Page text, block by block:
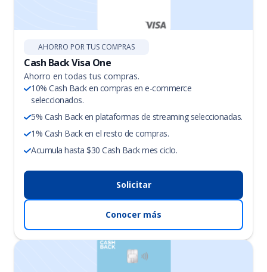
AHORRO POR TUS COMPRAS
Cash Back Visa One
Ahorro en todas tus compras.
10% Cash Back en compras en e-commerce
seleccionados.
5% Cash Back en plataformas de streaming seleccionadas.
1% Cash Back en el resto de compras.
Acumula hasta $30 Cash Back mes ciclo.
Solicitar
Conocer más